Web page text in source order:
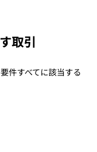
した場合は？
取引
件すべてに該当する